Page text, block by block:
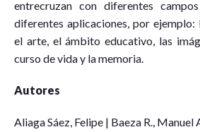
entrecruzan con diferentes
diferentes aplicaciones, por ejemplo:
el arte, el ámbito educativo, las
curso de vida y la memoria.
Autores
Aliaga Sáez, Felipe | Baeza R.,